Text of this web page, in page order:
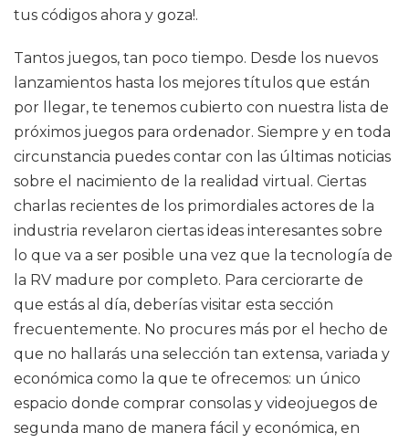
tus códigos ahora y goza!.
Tantos juegos, tan poco tiempo. Desde los nuevos
lanzamientos hasta los mejores títulos que están
por llegar, te tenemos cubierto con nuestra lista de
próximos juegos para ordenador. Siempre y en toda
circunstancia puedes contar con las últimas noticias
sobre el nacimiento de la realidad virtual. Ciertas
charlas recientes de los primordiales actores de la
industria revelaron ciertas ideas interesantes sobre
lo que va a ser posible una vez que la tecnología de
la RV madure por completo. Para cerciorarte de
que estás al día, deberías visitar esta sección
frecuentemente. No procures más por el hecho de
que no hallarás una selección tan extensa, variada y
económica como la que te ofrecemos: un único
espacio donde comprar consolas y videojuegos de
segunda mano de manera fácil y económica, en